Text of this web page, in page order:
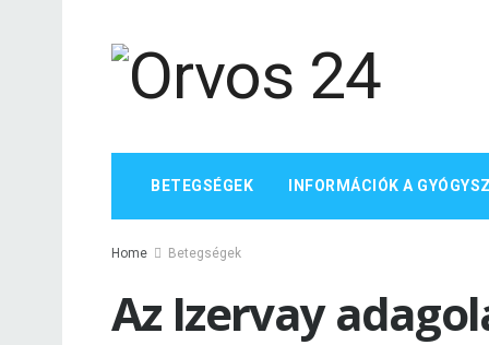
BETEGSÉGEK INFORMÁCIÓK A
Home Betegségek
Az Izervay